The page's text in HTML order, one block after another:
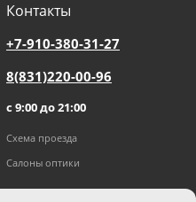
Контакты
+7-910-380-31-27
8(831)220-00-96
с 9:00 до 21:00
Схема проезда
Салоны оптики